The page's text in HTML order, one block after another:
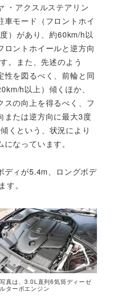
・アクスルステアリン
車モード（フロントホイ
）があり、約60km/h以
ロントホイールと逆方向
。また、先述のよう
性を図るべく、前輪と同
h以上）傾くほか、
スの向上を得るべく、フ
または逆方向に最大3度
くという、状況により
なっています。
ディが5.4m、ロングボデ
す。
写真は、3.0L直列6気筒ディーゼ
ルターボエンジン